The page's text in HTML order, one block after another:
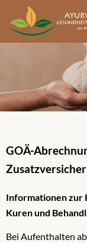
GOÄ-
Informationen zur
Kuren und
Bei Aufenthalten